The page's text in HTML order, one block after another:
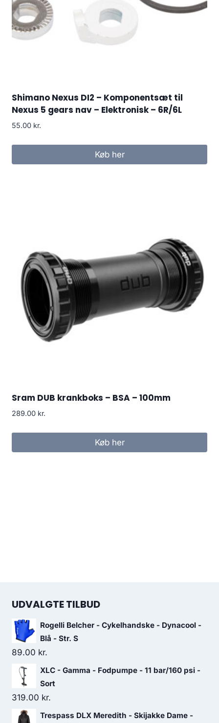
Shimano Nexus DI2 – Komponentsæt til
Nexus 5 gears nav – Elektronisk – 6R/6L
55.00 kr.
Køb her
Sram DUB krankboks – BSA – 100mm
289.00 kr.
Køb her
UDVALGTE TILBUD
Rogelli Belcher - Cykelhandske - Dynacool -
Blå - Str. S
89.00 kr.
XLC - Gamma - Fodpumpe - 11 bar/160 psi -
Sort
319.00 kr.
Trespass DLX Meredith - Skijakke Dame -